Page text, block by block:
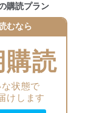
ん、美織、それぞれの物語……♡
ス
わせたい、なつめは……!?
ス
…いつき、鳴宮苑、三井さや、
藤原ゆん、保奈実、玉木とら
「高校デビュー」1話
子版では掲載していない場合が
購読プラン
むなら
購読
な状態で
けします